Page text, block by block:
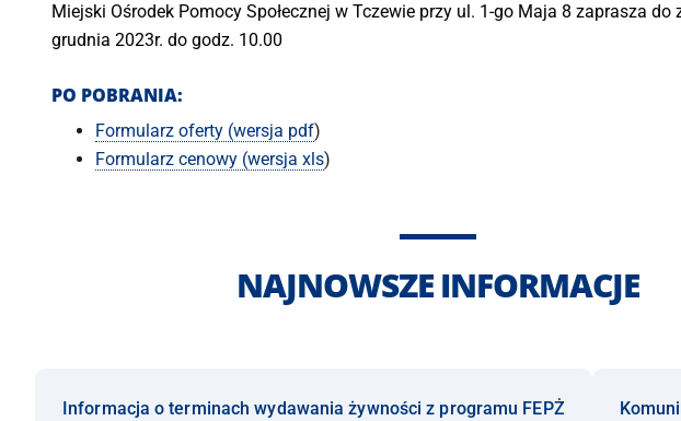
Miejski Ośrodek Pomocy Społecznej w Tczewie przy ul. 1-go Maja 8 zaprasza
grudnia 2023r. do godz. 10.00
PO POBRANIA:
Formularz oferty (wersja pdf)
Formularz cenowy (wersja xls)
NAJNOWSZE INFORMACJE
Informacja o terminach wydawania żywności z programu FEPŻ